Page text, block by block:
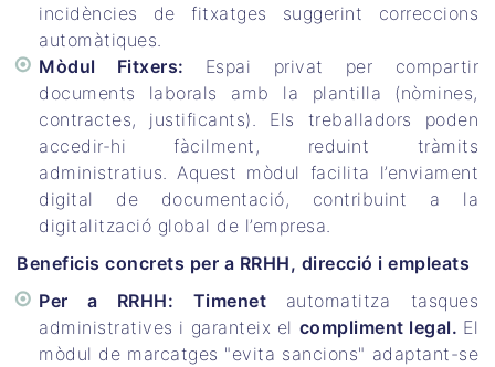
incidències de fitxatges suggerint correccions
automàtiques.
Mòdul Fitxers: Espai privat per compartir
documents laborals amb la plantilla (nòmines,
contractes, justificants). Els treballadors poden
accedir-hi fàcilment, reduint tràmits
administratius. Aquest mòdul facilita l’enviament
digital de documentació, contribuint a la
digitalització global de l’empresa.
Beneficis concrets per a RRHH, direcció i empleats
Per a RRHH: Timenet automatitza tasques
administratives i garanteix el compliment legal. El
mòdul de marcatges "evita sancions" adaptant-se